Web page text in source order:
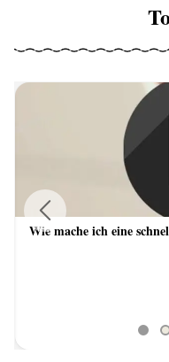
Wie mache ich eine
Previous